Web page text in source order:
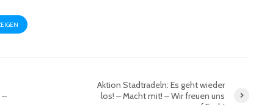
–
Aktion Stadtradeln: Es geht wieder
los! – Macht mit! – Wir freuen uns